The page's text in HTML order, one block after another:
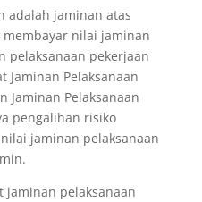
adalah jaminan atas
nilai jaminan
pelaksanaan pekerjaan
Pelaksanaan
Jaminan Pelaksanaan
pengalihan risiko
jaminan pelaksanaan
jaminan pelaksanaan